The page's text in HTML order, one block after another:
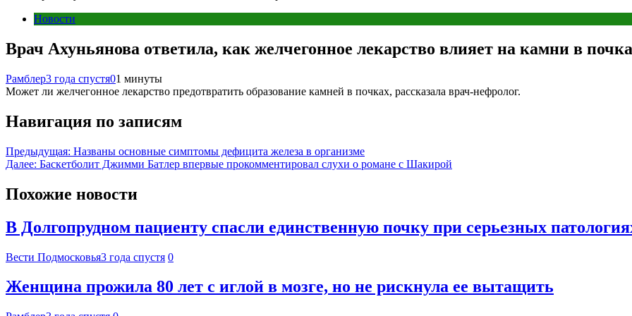
Новости
Врач Ахуньянова ответила, как желчегонное лекарство влияет на камни в
Рамблер3 года спустя01 минуты
Может ли желчегонное лекарство предотвратить образование камней в почках, рассказала врач-нефролог.
Навигация по записям
Предыдущая: Названы основные симптомы дефицита железа в организме
Далее: Баскетболит Джимми Батлер впервые прокомментировал слухи о романе с Шакирой
Похожие новости
В Долгопрудном пациенту спасли единственную почку при серьезных
Вести Подмосковья3 года спустя 0
Женщина прожила 80 лет с иглой в мозге, но не рискнула ее вытащить